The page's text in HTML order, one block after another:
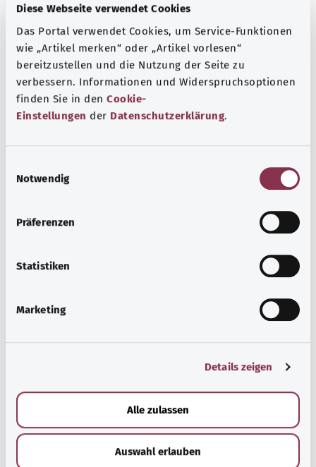
Diese Webseite verwendet Cookies
Das Portal verwendet Cookies, um Service-Funktionen
wie „Artikel merken“ oder „Artikel vorlesen“
bereitzustellen und die Nutzung der Seite zu
verbessern. Informationen und Widerspruchsoptionen
finden Sie in den Cookie-
Einstellungen der Datenschutzerklärung.
Notwendig
Präferenzen
Statistiken
Marketing
Details zeigen
Alle zulassen
Auswahl erlauben
Suchtproblemen, Behinderungen und seelischen